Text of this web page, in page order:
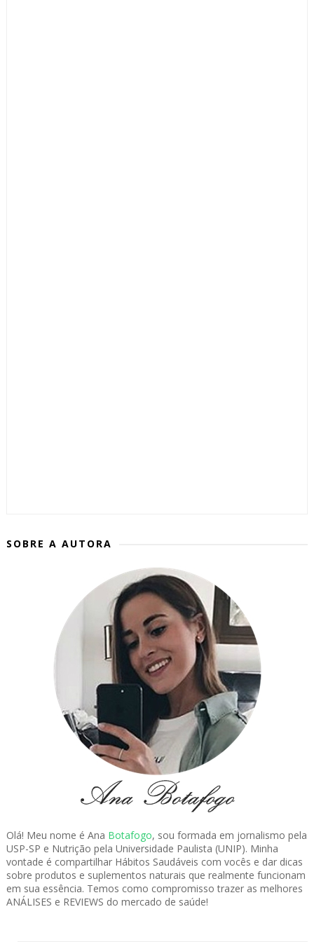
SOBRE A AUTORA
Olá! Meu nome é Ana Botafogo, sou formada em jornalismo pela
USP-SP e Nutrição pela Universidade Paulista (UNIP). Minha
vontade é compartilhar Hábitos Saudáveis com vocês e dar dicas
sobre produtos e suplementos naturais que realmente funcionam
em sua essência. Temos como compromisso trazer as melhores
ANÁLISES e REVIEWS do mercado de saúde!